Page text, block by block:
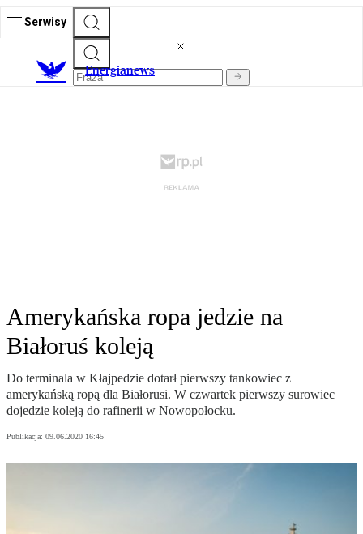
Serwisy
Energianews
Amerykańska ropa jedzie na
Białoruś koleją
Do terminala w Kłajpedzie dotarł pierwszy tankowiec z
amerykańską ropą dla Białorusi. W czwartek pierwszy surowiec
dojedzie koleją do rafinerii w Nowopołocku.
Publikacja: 09.06.2020 16:45